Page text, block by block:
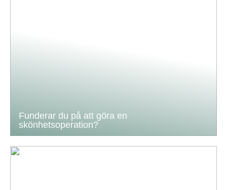
Funderar du på att göra en
skönhetsoperation?